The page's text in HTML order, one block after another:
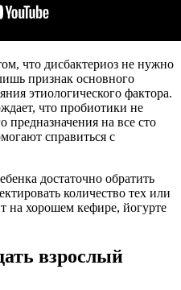
что дисбактериоз не нужно
признак основного
этиологического фактора.
что пробиотики не
предназначения на все сто
справиться с
достаточно обратить
количество тех или
на хорошем кефире, йогурте
взрослый